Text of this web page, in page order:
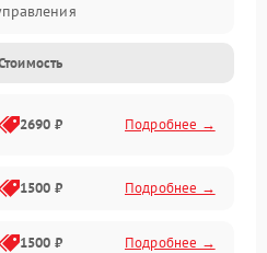
2690 ₽ Подробнее →
1500 ₽ Подробнее →
1500 ₽ Подробнее →